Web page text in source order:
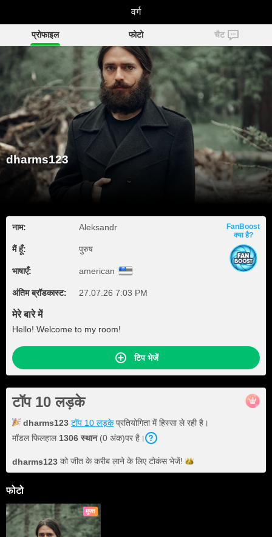
dharms123
प्रोफाइल फोटो चैट
dharms123
नाम: Aleksandr
मैं हूँ: पुरुष
भाषाएँ: american
अंतिम ब्रॉडकास्ट: 27.07.26 7:03 PM
FanBoost
क्या है?
मेरे बारे में
Hello! Welcome to my room!
टिप भेजें
टॉप 10 लड़के
dharms123 टॉप 10 लड़केप्रतियोगिता में हिस्सा ले रही है।
मॉडल फिलहाल 1306 स्थान(0 अंक)पर है।
dharms123 को जीत के करीब लाने के लिए टोकंसभेजें!
फोटो
मुफ्त
वर्ग